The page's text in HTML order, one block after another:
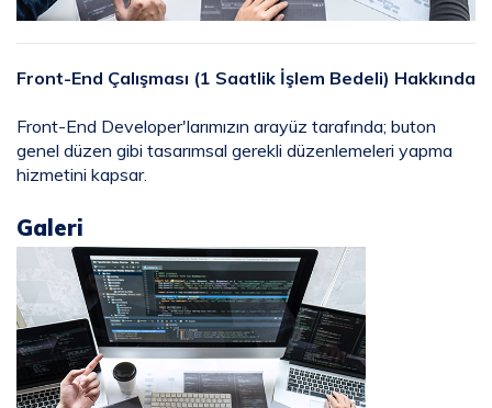
Front-End Çalışması (1 Saatlik İşlem Bedeli) Hakkında
Front-End Developer'larımızın arayüz tarafında; buton
genel düzen gibi tasarımsal gerekli düzenlemeleri yapma
hizmetini kapsar.
Galeri